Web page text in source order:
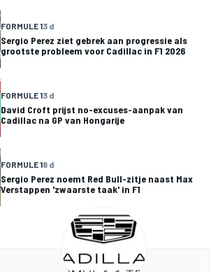
FORMULE 13 d
Sergio Perez ziet gebrek aan progressie als
grootste probleem voor Cadillac in F1 2026
FORMULE 13 d
David Croft prijst no-excuses-aanpak van
Cadillac na GP van Hongarije
FORMULE 18 d
Sergio Perez noemt Red Bull-zitje naast Max
Verstappen 'zwaarste taak' in F1